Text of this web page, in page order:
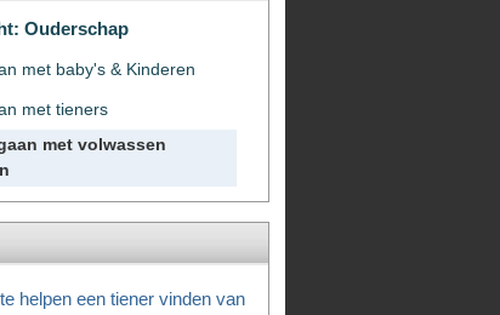
Ouderschap
met baby's & Kinderen
met tieners
met volwassen
helpen een tiener vinden van